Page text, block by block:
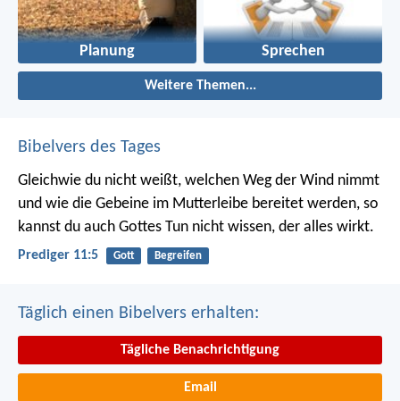
Planung Sprechen
Weitere Themen...
Bibelvers des Tages
Gleichwie du nicht weißt, welchen Weg der Wind nimmt
und wie die Gebeine im Mutterleibe bereitet werden, so
kannst du auch Gottes Tun nicht wissen, der alles wirkt.
Prediger 11:5 Gott Begreifen
Täglich einen Bibelvers erhalten:
Tägliche Benachrichtigung
Email